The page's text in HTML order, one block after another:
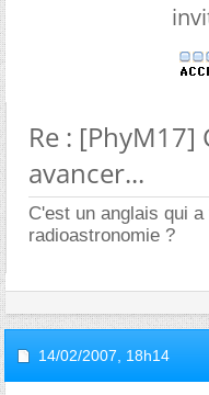
Re : [PhyM17]
avancer...
C'est un anglais qui
radioastronomie ?
14/02/2007, 18h14